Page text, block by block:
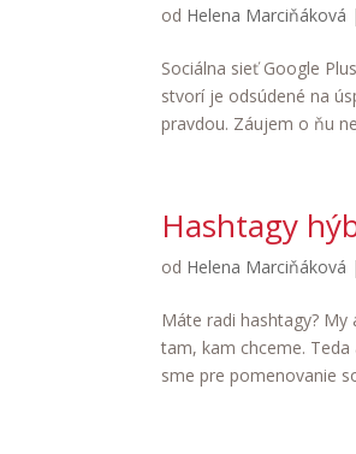
od Helena Marciňáková |
Sociálna sieť Google
stvorí je odsúdené na
pravdou. Záujem o ňu
Hashtagy
od Helena Marciňáková |
Máte radi hashtagy?
tam, kam chceme.
sme pre pomenovanie